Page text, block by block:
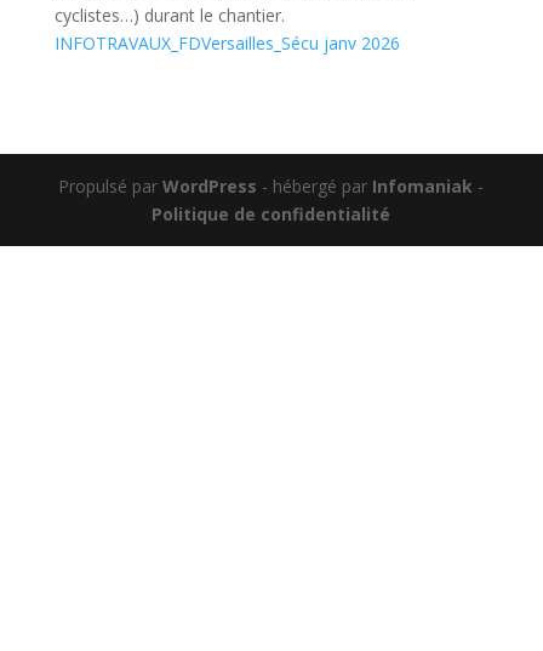
cyclistes…) durant le chantier.
INFOTRAVAUX_FDVersailles_Sécu janv 2026
Propulsé parWordPress - hébergé par Infomaniak -
Politique de confidentialité